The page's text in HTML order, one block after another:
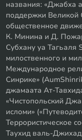
названия: «Джабха
поддержки Великой
общественное
К. Минина и Д.
Субхану уа Тагьаля
милоственного и
Международное
Синрике»
джамаата Ат-
«Чистопольский
исломи»
Террористическое
Таухид валь-